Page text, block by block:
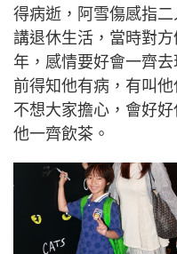
得病逝，阿雪傷感指
講退休生活，當時對
年，感情要好會一齊
前得知他有病，有叫
不想大家擔心，會好
他一齊飲茶。